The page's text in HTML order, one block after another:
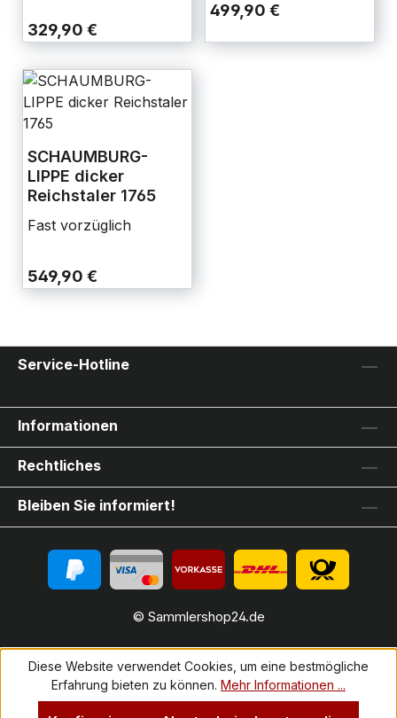
329,90 €
499,90 €
SCHAUMBURG-
LIPPE dicker
Reichstaler 1765
Fast vorzüglich
549,90 €
Service-Hotline
Informationen
Rechtliches
Bleiben Sie informiert!
© Sammlershop24.de
Diese Website verwendet Cookies, um eine bestmögliche
Erfahrung bieten zu können. Mehr Informationen ...